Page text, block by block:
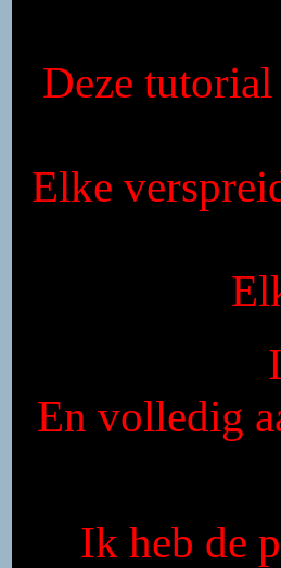
Deze
Elke
En volledig
Ik heb de